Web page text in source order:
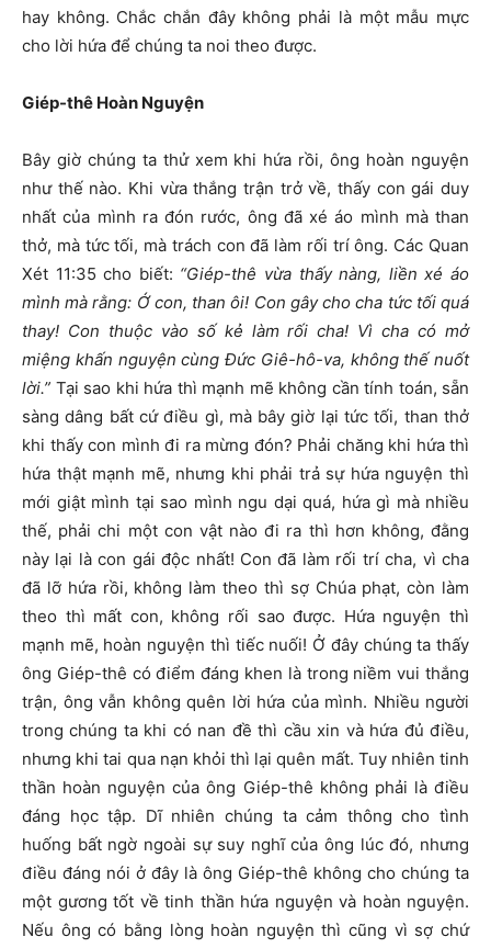
hay không. Chắc chắn đây không phải là một mẫu mực
cho lời hứa để chúng ta noi theo được.
Giép-thê Hoàn Nguyện
Bây giờ chúng ta thử xem khi hứa rồi, ông hoàn nguyện
như thế nào. Khi vừa thắng trận trở về, thấy con gái duy
nhất của mình ra đón rước, ông đã xé áo mình mà than
thở, mà tức tối, mà trách con đã làm rối trí ông. Các Quan
Xét 11:35 cho biết: “Giép-thê vừa thấy nàng, liền xé áo
mình mà rằng: Ớ con, than ôi! Con gây cho cha tức tối quá
thay! Con thuộc vào số kẻ làm rối cha! Vì cha có mở
miệng khấn nguyện cùng Đức Giê-hô-va, không thế nuốt
lời.” Tại sao khi hứa thì mạnh mẽ không cần tính toán, sẵn
sàng dâng bất cứ điều gì, mà bây giờ lại tức tối, than thở
khi thấy con mình đi ra mừng đón? Phải chăng khi hứa thì
hứa thật mạnh mẽ, nhưng khi phải trả sự hứa nguyện thì
mới giật mình tại sao mình ngu dại quá, hứa gì mà nhiều
thế, phải chi một con vật nào đi ra thì hơn không, đằng
này lại là con gái độc nhất! Con đã làm rối trí cha, vì cha
đã lỡ hứa rồi, không làm theo thì sợ Chúa phạt, còn làm
theo thì mất con, không rối sao được. Hứa nguyện thì
mạnh mẽ, hoàn nguyện thì tiếc nuối! Ở đây chúng ta thấy
ông Giép-thê có điểm đáng khen là trong niềm vui thắng
trận, ông vẫn không quên lời hứa của mình. Nhiều người
trong chúng ta khi có nan đề thì cầu xin và hứa đủ điều,
nhưng khi tai qua nạn khỏi thì lại quên mất. Tuy nhiên tinh
thần hoàn nguyện của ông Giép-thê không phải là điều
đáng học tập. Dĩ nhiên chúng ta cảm thông cho tình
huống bất ngờ ngoài sự suy nghĩ của ông lúc đó, nhưng
điều đáng nói ở đây là ông Giép-thê không cho chúng ta
một gương tốt về tinh thần hứa nguyện và hoàn nguyện.
Nếu ông có bằng lòng hoàn nguyện thì cũng vì sợ chứ